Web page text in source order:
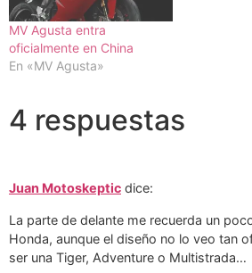
MV Agusta entra
oficialmente en China
En «MV Agusta»
4 respuestas
Juan Motoskeptic dice:
La parte de delante me recuerda un
Honda, aunque el diseño no lo veo tan
ser una Tiger, Adventure o Multistrada…